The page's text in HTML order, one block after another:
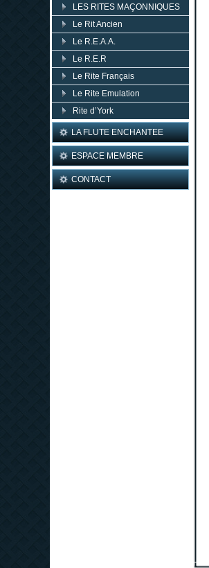
LES RITES MAÇONNIQUES
Le Rit Ancien
Le R.E.A.A.
Le R.E.R
Le Rite Français
Le Rite Emulation
Rite d’York
LA FLUTE ENCHANTEE
ESPACE MEMBRE
CONTACT